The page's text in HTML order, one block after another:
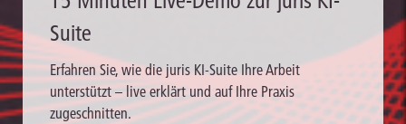
Suite
Erfahren Sie, wie die juris KI-Suite Ihre Arbeit
unterstützt – live erklärt und auf Ihre Praxis
zugeschnitten.